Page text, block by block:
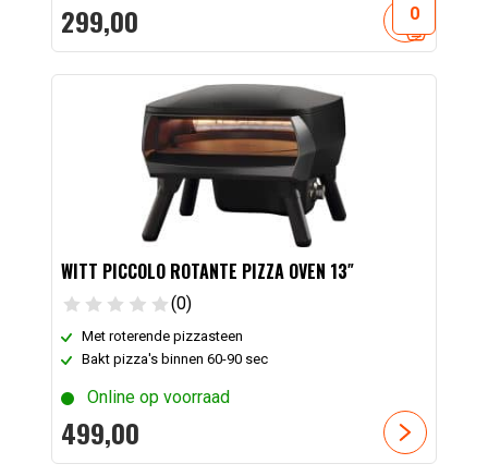
299,00
WITT PICCOLO ROTANTE PIZZA OVEN 13″
(0)
Met roterende pizzasteen
Bakt pizza's binnen 60-90 sec
Online op voorraad
499,00